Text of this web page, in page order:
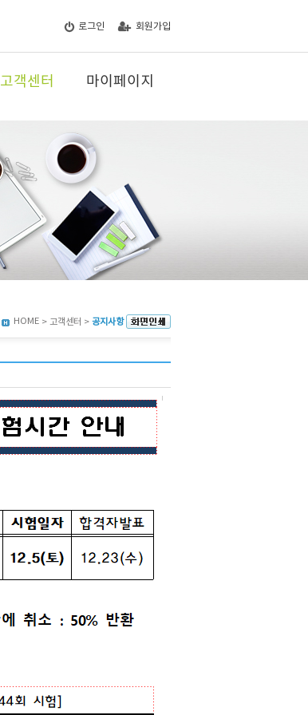
로그인 회원가입
고객센터 마이페이지
HOME > 고객센터 > 공지사항